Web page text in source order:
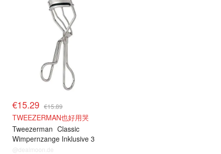
€15.29 €15.89
TWEEZERMAN也好用哭
Tweezerman Classic
Wimpernzange Inklusive 3
Ersatzpads aus Edelstahl ,
@dealmoon.de